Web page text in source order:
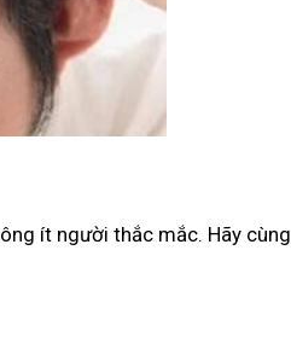
ít người thắc mắc. Hãy cùng